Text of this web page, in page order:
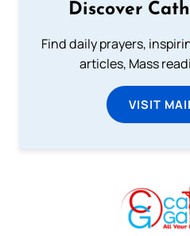
Discover
Find daily prayers,
articles, Mass
VISIT